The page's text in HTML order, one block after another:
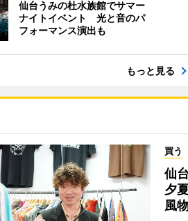
仙台うみの杜水族館でサマー
ナイトイベント 光と音のパ
フォーマンス演出も
もっと見る
買う
仙
夕
風